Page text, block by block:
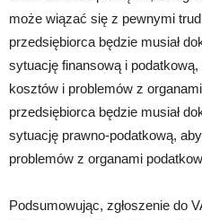
może wiązać się z pewnymi
przedsiębiorca będzie musiał
sytuację finansową i
kosztów i problemów z
przedsiębiorca będzie musiał
sytuację prawno-podatkową,
problemów z organami
Podsumowując, zgłoszenie do